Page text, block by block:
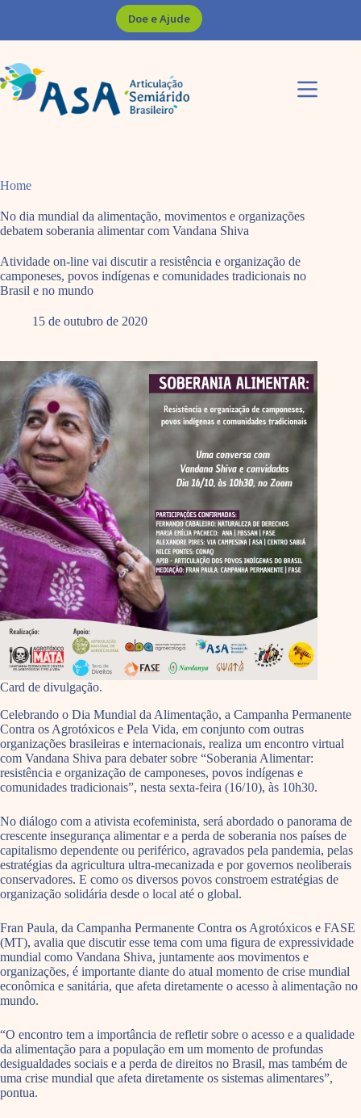
Doe e Ajude
Home
No dia mundial da alimentação, movimentos e organizações
debatem soberania alimentar com Vandana Shiva
Atividade on-line vai discutir a resistência e organização de
camponeses, povos indígenas e comunidades tradicionais no
Brasil e no mundo
15 de outubro de 2020
Card de divulgação.
Celebrando o Dia Mundial da Alimentação, a Campanha Permanente
Contra os Agrotóxicos e Pela Vida, em conjunto com outras
organizações brasileiras e internacionais, realiza um encontro virtual
com Vandana Shiva para debater sobre “Soberania Alimentar:
resistência e organização de camponeses, povos indígenas e
comunidades tradicionais”, nesta sexta-feira (16/10), às 10h30.
No diálogo com a ativista ecofeminista, será abordado o panorama de
crescente insegurança alimentar e a perda de soberania nos países de
capitalismo dependente ou periférico, agravados pela pandemia, pelas
estratégias da agricultura ultra-mecanizada e por governos neoliberais
conservadores. E como os diversos povos constroem estratégias de
organização solidária desde o local até o global.
Fran Paula, da Campanha Permanente Contra os Agrotóxicos e FASE
(MT), avalia que discutir esse tema com uma figura de expressividade
mundial como Vandana Shiva, juntamente aos movimentos e
organizações, é importante diante do atual momento de crise mundial
econômica e sanitária, que afeta diretamente o acesso à alimentação no
mundo.
“O encontro tem a importância de refletir sobre o acesso e a qualidade
da alimentação para a população em um momento de profundas
desigualdades sociais e a perda de direitos no Brasil, mas também de
uma crise mundial que afeta diretamente os sistemas alimentares”,
pontua.